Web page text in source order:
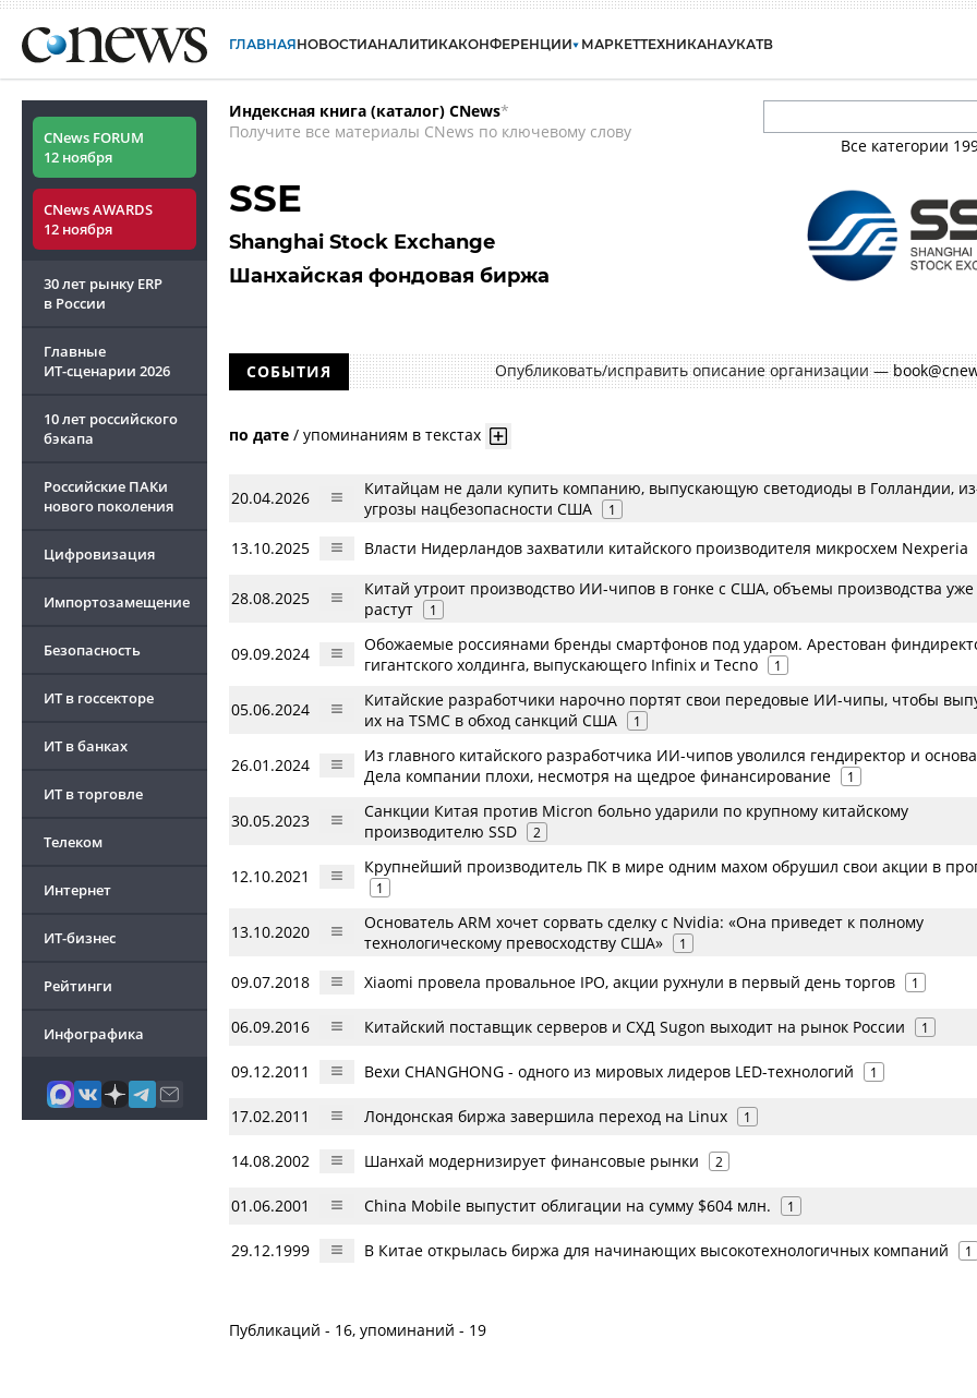
ГЛАВНАЯНОВОСТИАНАЛИТИКАКОНФЕРЕНЦИИ МАРКЕТТЕХНИКАНАУКАТВ
CNews FORUM
12 ноября
CNews AWARDS
12 ноября
30 лет рынку ERP
в России
Главные
ИТ-сценарии 2026
10 лет российского
бэкапа
Российские ПАКи
нового поколения
Цифровизация
Импортозамещение
Безопасность
ИТ в госсекторе
ИТ в банках
ИТ в торговле
Телеком
Интернет
ИТ-бизнес
Рейтинги
Инфографика
Индексная книга (каталог) CNews*
Получите все материалы CNews по ключевому слову
Все категории
SSE
Shanghai Stock Exchange
Шанхайская фондовая биржа
СОБЫТИЯ Опубликовать/исправить описание организации —
по дате / упоминаниям в текстах
20.04.2026
Китайцам не дали купить компанию, выпускающую светодиоды в Голландии,
угрозы нацбезопасности США
1
13.10.2025 Власти Нидерландов захватили китайского производителя микросхем Nexperia
28.08.2025
Китай утроит производство ИИ-чипов в гонке с США, объемы производства уже
растут
1
09.09.2024
Обожаемые россиянами бренды смартфонов под ударом. Арестован
гигантского холдинга, выпускающего Infinix и Tecno
1
05.06.2024
Китайские разработчики нарочно портят свои передовые ИИ-чипы, чтобы
их на TSMC в обход санкций США
1
26.01.2024
Из главного китайского разработчика ИИ-чипов уволился гендиректор и
Дела компании плохи, несмотря на щедрое финансирование
1
30.05.2023
Санкции Китая против Micron больно ударили по крупному китайскому
производителю SSD
2
12.10.2021 Крупнейший производитель ПК в мире одним махом обрушил свои акции в
1
13.10.2020
Основатель ARM хочет сорвать сделку с Nvidia: «Она приведет к полному
технологическому превосходству США»
1
09.07.2018 Xiaomi провела провальное IPO, акции рухнули в первый день торгов 1
06.09.2016 Китайский поставщик серверов и СХД Sugon выходит на рынок России 1
09.12.2011 Вехи CHANGHONG - одного из мировых лидеров LED-технологий 1
17.02.2011 Лондонская биржа завершила переход на Linux 1
14.08.2002 Шанхай модернизирует финансовые рынки 2
01.06.2001 China Mobile выпустит облигации на сумму $604 млн. 1
29.12.1999 В Китае открылась биржа для начинающих высокотехнологичных компаний 1
Публикаций - 16, упоминаний - 19